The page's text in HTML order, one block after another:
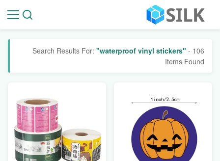
Search Results For: "waterproof vinyl stickers" - 106
Items Found